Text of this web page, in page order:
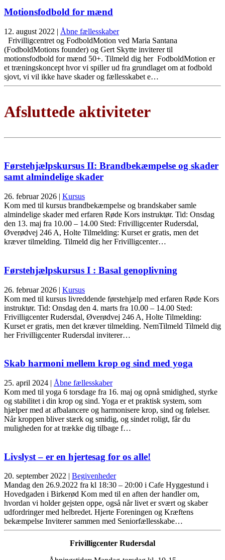
Motionsfodbold for mænd
12. august 2022 | Åbne fællesskaber
Frivilligcentret og FodboldMotion ved Maria Santana
(FodboldMotions founder) og Gert Skytte inviterer til
motionsfodbold for mænd 50+. Tilmeld dig her FodboldMotion er
et træningskoncept hvor vi spiller ud fra grundlaget om at fodbold
sjovt, vi vil ikke have skader og fællesskabet e…
Afsluttede aktiviteter
Førstehjælpskursus II: Brandbekæmpelse og skader
samt almindelige skader
26. februar 2026 | Kursus
Kom med til kursus brandbekæmpelse og brandskaber samle
almindelige skader med erfaren Røde Kors instruktør. Tid: Onsdag
den 13. maj fra 10.00 – 14.00 Sted: Frivilligcenter Rudersdal,
Øverødvej 246 A, Holte Tilmelding: Kurset er gratis, men det
kræver tilmelding. Tilmeld dig her Frivilligcenter…
Førstehjælpskursus I : Basal genoplivning
26. februar 2026 | Kursus
Kom med til kursus livreddende førstehjælp med erfaren Røde Kors
instruktør. Tid: Onsdag den 4. marts fra 10.00 – 14.00 Sted:
Frivilligcenter Rudersdal, Øverødvej 246 A, Holte Tilmelding:
Kurset er gratis, men det kræver tilmelding. NemTilmeld Tilmeld dig
her Frivilligcenter Rudersdal inviterer…
Skab harmoni mellem krop og sind med yoga
25. april 2024 | Åbne fællesskaber
Kom med til yoga 6 torsdage fra 16. maj og opnå smidighed, styrke
og stabilitet i din krop og sind. Yoga er et praktisk system, som
hjælper med at afbalancere og harmonisere krop, sind og følelser.
Når kroppen bliver stærk og smidig, og sindet roligt, får du
muligheden for at trække dig tilbage f…
Livslyst – er en hjertesag for os alle!
20. september 2022 | Begivenheder
Mandag den 26.9.2022 fra kl 18:30 – 20:00 i Cafe Hyggestund i
Hovedgaden i Birkerød Kom med til en aften der handler om,
hvordan vi holder gejsten oppe, også når livet er svært og skaber
udfordringer med helbredet. Hjerte Foreningen og Kræftens
bekæmpelse Inviterer sammen med Seniorfællesskabe…
Frivilligcenter Rudersdal